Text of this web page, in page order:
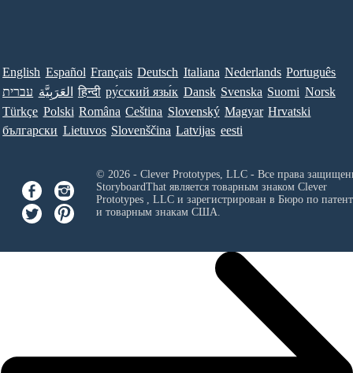
English Español Français Deutsch Italiana Nederlands Português
עברית العَرَبِيَّة हिन्दी ру́сский язы́к Dansk Svenska Suomi Norsk
Türkçe Polski Româna Ceština Slovenský Magyar Hrvatski
български Lietuvos Slovenščina Latvijas eesti
© 2026 - Clever Prototypes, LLC - Все права
StoryboardThat является товарным знаком Clever
Prototypes , LLCи зарегистрирован в Бюро по
и товарным знакам США.